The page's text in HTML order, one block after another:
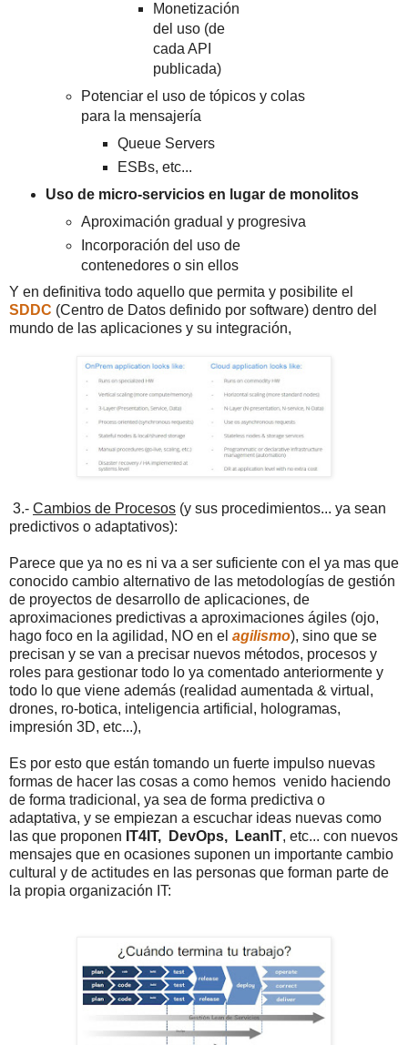
Monetización
del uso (de
cada API
publicada)
Potenciar el uso de tópicos y colas
para la mensajería
Queue Servers
ESBs, etc...
Uso de micro-servicios en lugar de monolitos
Aproximación gradual y progresiva
Incorporación del uso de
contenedores o sin ellos
Y en definitiva todo aquello que permita y posibilite el
SDDC (Centro de Datos definido por software) dentro del
mundo de las aplicaciones y su integración,
3.- Cambios de Procesos (y sus procedimientos... ya sean
predictivos o adaptativos):
Parece que ya no es ni va a ser suficiente con el ya mas que
conocido cambio alternativo de las metodologías de gestión
de proyectos de desarrollo de aplicaciones, de
aproximaciones predictivas a aproximaciones ágiles (ojo,
hago foco en la agilidad, NO en el agilismo), sino que se
precisan y se van a precisar nuevos métodos, procesos y
roles para gestionar todo lo ya comentado anteriormente y
todo lo que viene además (realidad aumentada & virtual,
drones, ro-botica, inteligencia artificial, hologramas,
impresión 3D, etc...),
Es por esto que están tomando un fuerte impulso nuevas
formas de hacer las cosas a como hemos venido haciendo
de forma tradicional, ya sea de forma predictiva o
adaptativa, y se empiezan a escuchar ideas nuevas como
las que proponen IT4IT, DevOps, LeanIT, etc... con nuevos
mensajes que en ocasiones suponen un importante cambio
cultural y de actitudes en las personas que forman parte de
la propia organización IT: